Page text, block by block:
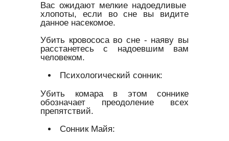
Вас ожидают мелкие надоедливые
хлопоты, если во сне вы видите
данное насекомое.
Убить кровососа во сне - наяву вы
расстанетесь с надоевшим вам
человеком.
Психологический сонник:
Убить комара в этом соннике
обозначает преодоление всех
препятствий.
Сонник Майя: